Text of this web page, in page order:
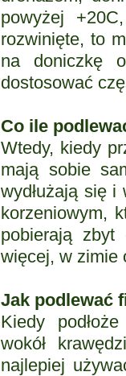
powyżej
rozwinięte, to
na doniczkę
dostosować
Co ile
Wtedy, kiedy
mają sobie
wydłużają się
korzeniowym,
pobierają zbyt
więcej, w zimie
Jak podlewać
Kiedy
wokół
najlepiej